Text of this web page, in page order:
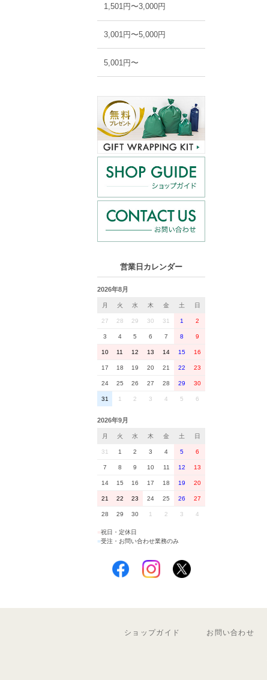
1,501円〜3,000円
3,001円〜5,000円
5,001円〜
営業日カレンダー
2026年8月
月 火 水 木 金 土 日
27 28 29 30 31 1 2
3 4 5 6 7 8 9
10 11 12 13 14 15 16
17 18 19 20 21 22 23
24 25 26 27 28 29 30
31 1 2 3 4 5 6
2026年9月
月 火 水 木 金 土 日
31 1 2 3 4 5 6
7 8 9 10 11 12 13
14 15 16 17 18 19 20
21 22 23 24 25 26 27
28 29 30 1 2 3 4
祝日・定休日
■受注・お問い合わせ業務のみ
ショップガイド お問い合わせ